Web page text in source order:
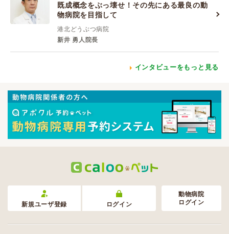
既成概念をぶっ壊せ！その先にある最良の動
物病院を目指して
港北どうぶつ病院
新井 勇人院長
インタビューをもっと見る
新規ユーザ登録 ログイン
動物病院
ログイン